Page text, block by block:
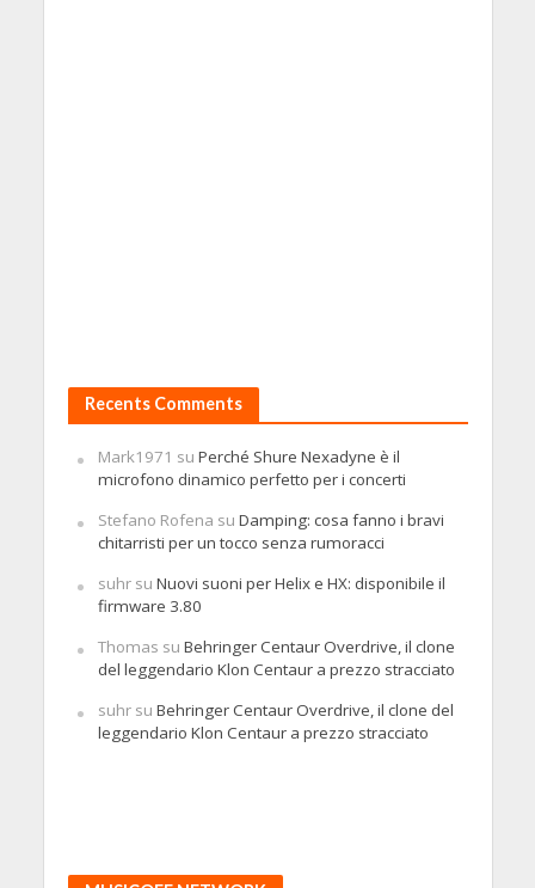
Recents Comments
Mark1971 su Perché Shure Nexadyne è il
microfono dinamico perfetto per i concerti
Stefano Rofena su Damping: cosa fanno i bravi
chitarristi per un tocco senza rumoracci
suhrsu Nuovi suoni per Helix e HX: disponibile il
firmware 3.80
Thomas su Behringer Centaur Overdrive, il clone
del leggendario Klon Centaur a prezzo stracciato
suhrsu Behringer Centaur Overdrive, il clone del
leggendario Klon Centaur a prezzo stracciato